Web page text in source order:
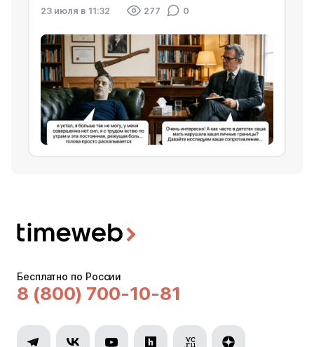
23 июля в 11:32 277 0
Бесплатно по России
8 (800) 700-10-81